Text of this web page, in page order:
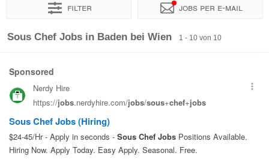
Filter Jobs per e-mail
Sortieren nach Genauer Standort Unternehmen
Sous Chef Jobs in Baden bei Wien 1 - 10 von 10